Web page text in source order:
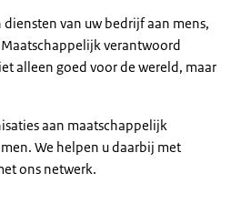
van uw bedrijf aan mens,
verantwoord
alleen goed voor de wereld, maar
aan maatschappelijk
We helpen u daarbij met
ons netwerk.